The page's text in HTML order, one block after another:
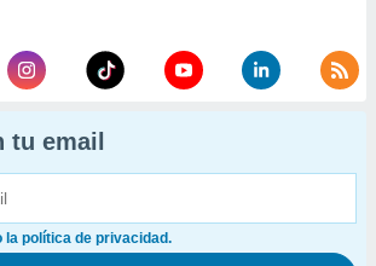
tu email
la política de privacidad.